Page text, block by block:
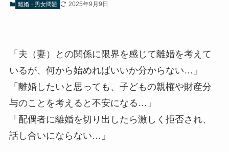
離婚・男女問題 2025年9月9日
「夫（妻）との関係に限界を感じて離婚を考えて
いるが、何から始めればいいか分からない…」
「離婚したいと思っても、子どもの親権や財産分
与のことを考えると不安になる…」
「配偶者に離婚を切り出したら激しく拒否され、
話し合いにならない…」